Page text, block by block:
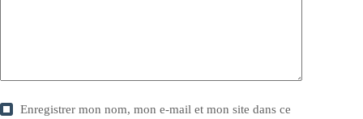
Enregistrer mon nom, mon e-mail et mon site dans ce